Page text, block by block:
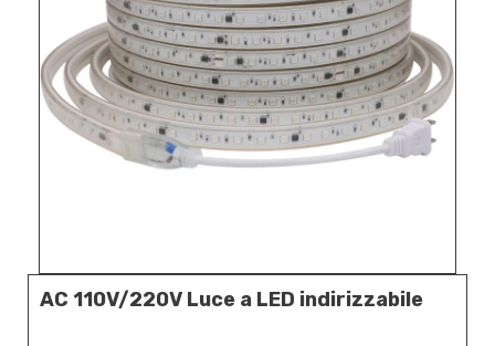
AC 110V/220V Luce a LED indirizzabile